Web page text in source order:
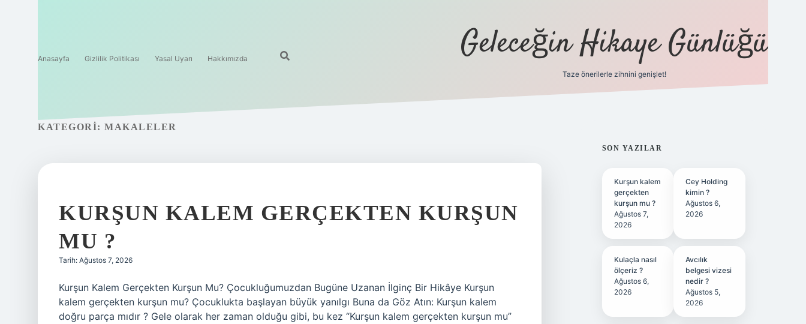
Anasayfa Gizlilik Politikası Yasal Uyarı Hakkımızda Geleceğin Hikaye Günlüğü
Taze önerilerle zihnini genişlet!
KATEGORI: MAKALELER
KURŞUN KALEM GERÇEKTEN KURŞUN
MU ?
Tarih: Ağustos 7, 2026
Kurşun Kalem Gerçekten Kurşun Mu? Çocukluğumuzdan Bugüne Uzanan İlginç Bir Hikâye Kurşun
kalem gerçekten kurşun mu? Çocuklukta başlayan büyük yanılgı Buna da Göz Atın: Kurşun kalem
doğru parça mıdır ? Gele olarak her zaman olduğu gibi, bu kez “Kurşun kalem gerçekten kurşun mu”
SIDEBAR
SON YAZILAR
Kurşun kalem
gerçekten
kurşun mu ?
Ağustos 7,
2026
Cey Holding
kimin ?
Ağustos 6,
2026
Kulaçla nasıl
ölçeriz ?
Ağustos 6,
2026
Avcılık
belgesi vizesi
nedir ?
Ağustos 5,
2026